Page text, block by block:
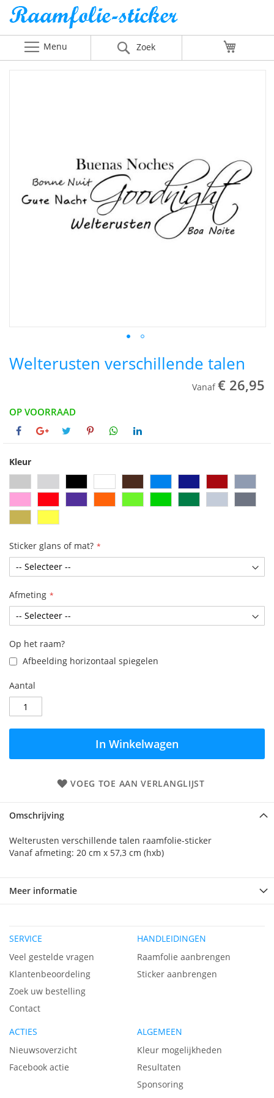
Menu Zoek
Welterusten verschillende talen
Vanaf € 26,95
OP VOORRAAD
Kleur
Sticker glans of mat?
Afmeting
Op het raam?
Afbeelding horizontaal spiegelen
Aantal
In Winkelwagen
VOEG TOE AAN VERLANGLIJST
Omschrijving
Welterusten verschillende talen raamfolie-sticker
Vanaf afmeting: 20 cm x 57,3 cm (hxb)
Meer informatie
SERVICE
Veel gestelde vragen
Klantenbeoordeling
Zoek uw bestelling
Contact
HANDLEIDINGEN
Raamfolie aanbrengen
Sticker aanbrengen
ACTIES
Nieuwsoverzicht
Facebook actie
ALGEMEEN
Kleur mogelijkheden
Resultaten
Sponsoring